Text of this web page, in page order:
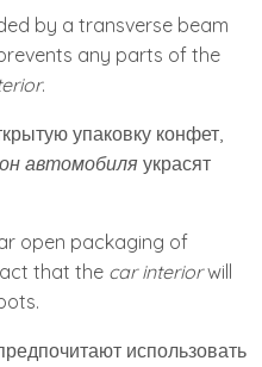
by a transverse beam
any parts of the
.
упаковку конфет,
автомобиля украсят
open packaging of
that the car interiorwill
использовать